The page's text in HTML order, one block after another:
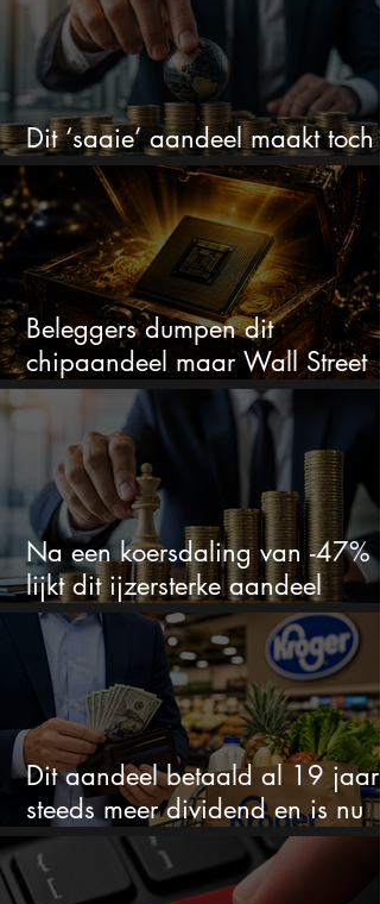
Dit ‘saaie’ aandeel maakt toch
bizar veel winst
Beleggers dumpen dit
chipaandeel maar Wall Street
ziet een zeldzame koopkans
Na een koersdaling van -47%
lijkt dit ijzersterke aandeel
aantrekkelijker dan ooit
Dit aandeel betaald al 19 jaar
steeds meer dividend en is nu
goedkoop